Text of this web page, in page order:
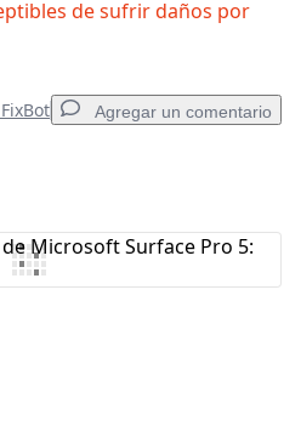
de sufrir daños por
Agregar un comentario